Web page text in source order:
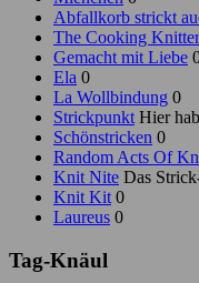
Abfallkorb strickt
The Cooking Knitter
Gemacht mit Liebe
Ela 0
La Wollbindung 0
StrickpunktHier
Schönstricken 0
Random Acts Of
Knit Nite Das
Knit Kit0
Laureus 0
Tag-Knäul